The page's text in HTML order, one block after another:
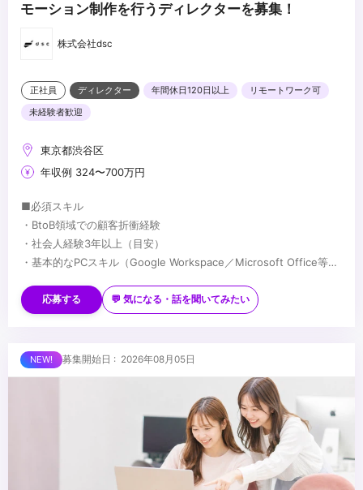
モーション制作を行うディレクターを募集！
株式会社dsc
正社員 ディレクター 年間休日120日以上
リモートワーク可
未経験者歓迎
東京都渋谷区
年収例 324〜700万円
■必須スキル
・BtoB領域での顧客折衝経験
・社会人経験3年以上（目安）
・基本的なPCスキル（Google Workspace／Microsoft Office等）
・企業のSNSアカウントの企画・運用
・Google Analyticsなどを用いた数値分析の経験
■求める人物像
・WEBディレクターorマーケティングの経験があり、スポーツが好
・IT企業での企画経験があり、経験の幅を広げたい方
・チームスポーツをするように働きたい方
・スポーツファンを増やしたいと思っている方
・選手やチームの成功を自分事として喜べる方
応募する 💬 気になる・話を聞いてみたい
募集開始日 : 2026年08月05日